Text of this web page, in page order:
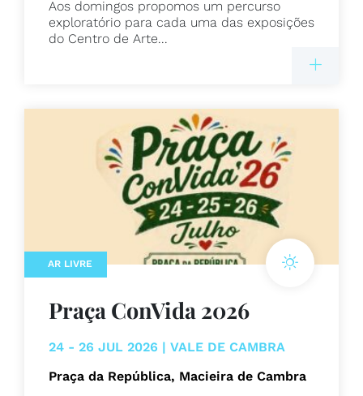
Aos domingos propomos um percurso
exploratório para cada uma das exposições
do Centro de Arte...
AR LIVRE
Praça ConVida 2026
24 - 26 JUL 2026 | VALE DE CAMBRA
Praça da República, Macieira de Cambra